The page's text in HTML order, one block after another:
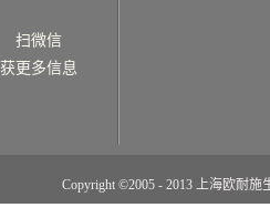
扫微信
获更多信息
Copyright ©2005 - 2013 上海欧耐施